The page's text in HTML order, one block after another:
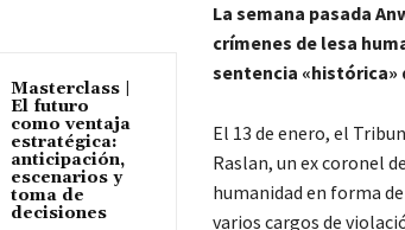
Masterclass |
El futuro
como ventaja
estratégica:
anticipación,
escenarios y
toma de
decisiones
La semana pasada
crímenes de lesa
sentencia «histórica»
El 13 de enero, el
Raslan, un ex coronel
humanidad en forma
varios cargos de